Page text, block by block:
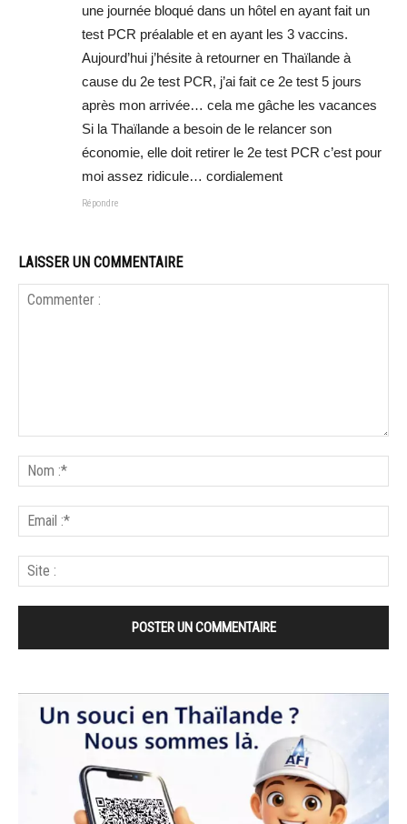
une journée bloqué dans un hôtel en ayant fait un
test PCR préalable et en ayant les 3 vaccins.
Aujourd’hui j’hésite à retourner en Thaïlande à
cause du 2e test PCR, j’ai fait ce 2e test 5 jours
après mon arrivée… cela me gâche les vacances
Si la Thaïlande a besoin de le relancer son
économie, elle doit retirer le 2e test PCR c’est pour
moi assez ridicule… cordialement
Répondre
LAISSER UN COMMENTAIRE